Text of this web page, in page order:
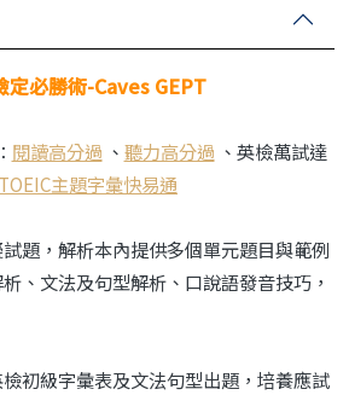
定必勝術-Caves GEPT
閱讀高分過 、 聽力高分過 、英檢萬試達
TOEIC主題字彙快易通
題，解析本內提供多個單元題目與範例
、文法及句型解析、口說語發音技巧，
初級字彙表及文法句型出題，培養應試